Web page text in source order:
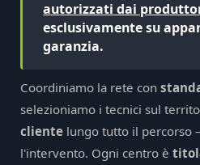
autorizzati dai
esclusivamente su
garanzia.
Coordiniamo la rete con
selezioniamo i tecnici sul
cliente lungo tutto il percorso
l'intervento. Ogni centro è